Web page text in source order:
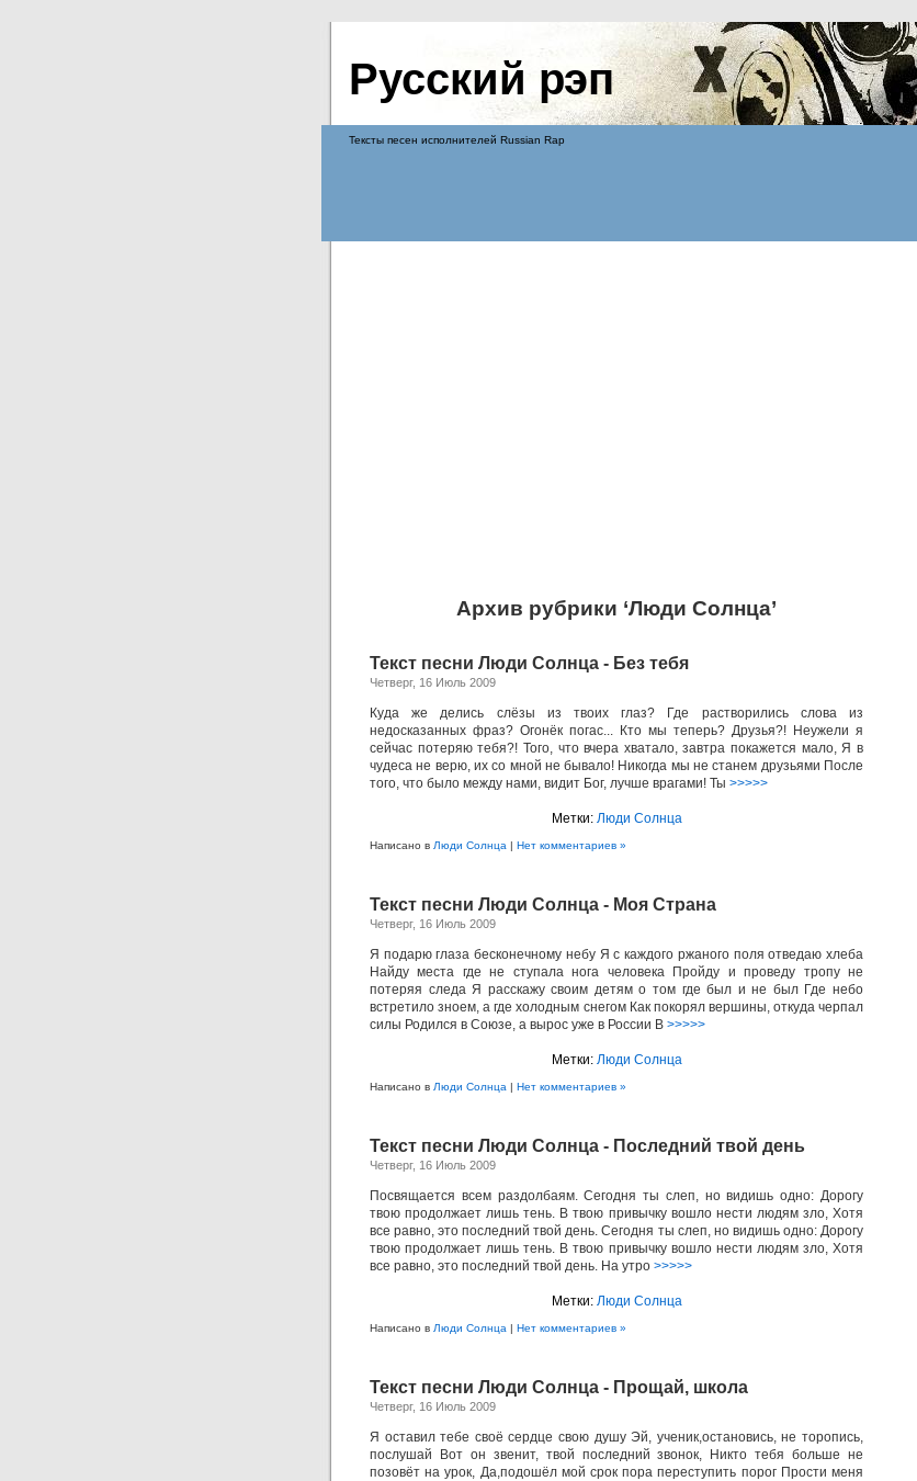
Русский рэп
Тексты песен исполнителей Russian Rap
Архив рубрики ‘Люди Солнца’
Текст песни Люди Солнца - Без тебя
Четверг, 16 Июль 2009
Куда же делись слёзы из твоих глаз? Где растворились слова из
недосказанных фраз? Огонёк погас... Кто мы теперь? Друзья?! Неужели я
сейчас потеряю тебя?! Того, что вчера хватало, завтра покажется мало, Я в
чудеса не верю, их со мной не бывало! Никогда мы не станем друзьями После
того, что было между нами, видит Бог, лучше врагами! Ты >>>>>
Метки: Люди Солнца
Написано в Люди Солнца | Нет комментариев »
Текст песни Люди Солнца - Моя Страна
Четверг, 16 Июль 2009
Я подарю глаза бесконечному небу Я с каждого ржаного поля отведаю хлеба
Найду места где не ступала нога человека Пройду и проведу тропу не
потеряя следа Я расскажу своим детям о том где был и не был Где небо
встретило зноем, а где холодным снегом Как покорял вершины, откуда черпал
силы Родился в Союзе, а вырос уже в России В >>>>>
Метки: Люди Солнца
Написано в Люди Солнца | Нет комментариев »
Текст песни Люди Солнца - Последний твой день
Четверг, 16 Июль 2009
Посвящается всем раздолбаям. Сегодня ты слеп, но видишь одно: Дорогу
твою продолжает лишь тень. В твою привычку вошло нести людям зло, Хотя
все равно, это последний твой день. Сегодня ты слеп, но видишь одно: Дорогу
твою продолжает лишь тень. В твою привычку вошло нести людям зло, Хотя
все равно, это последний твой день. На утро >>>>>
Метки: Люди Солнца
Написано в Люди Солнца | Нет комментариев »
Текст песни Люди Солнца - Прощай, школа
Четверг, 16 Июль 2009
Я оставил тебе своё сердце свою душу Эй, ученик,остановись, не торопись,
послушай Вот он звенит, твой последний звонок, Никто тебя больше не
позовёт на урок, Да,подошёл мой срок пора переступить порог Прости меня